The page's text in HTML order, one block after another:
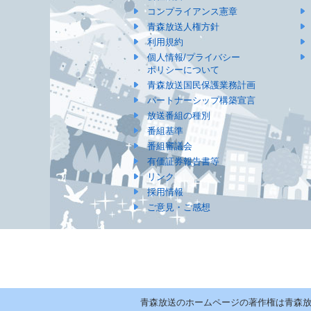
コンプライアンス憲章
青森放送人権方針
利用規約
個人情報/プライバシー
ポリシーについて
青森放送国民保護業務計画
パートナーシップ構築宣言
放送番組の種別
番組基準
番組審議会
有価証券報告書等
リンク
採用情報
ご意見・ご感想
青森放送のホームページの著作権は青森